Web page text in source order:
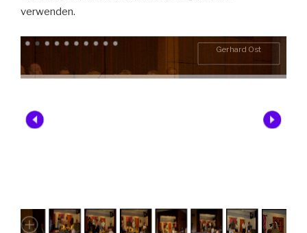
verwenden.
Gerhard Ost